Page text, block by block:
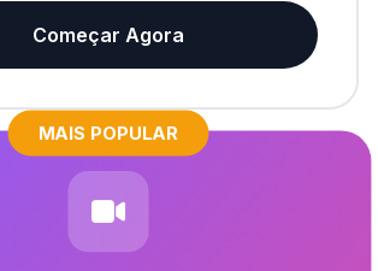
Começar Agora
MAIS POPULAR